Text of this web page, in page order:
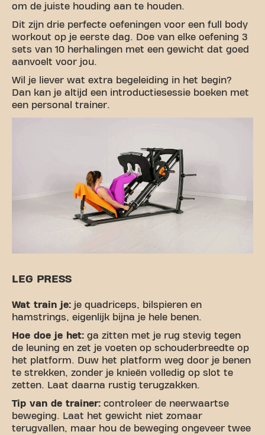
om de juiste houding aan te houden.
Dit zijn drie perfecte oefeningen voor een full body
workout op je eerste dag. Doe van elke oefening 3
sets van 10 herhalingen met een gewicht dat goed
aanvoelt voor jou.
Wil je liever wat extra begeleiding in het begin?
Dan kan je altijd een introductiesessie boeken met
een personal trainer.
LEG PRESS
Wat train je: je quadriceps, bilspieren en
hamstrings, eigenlijk bijna je hele benen.
Hoe doe je het: ga zitten met je rug stevig tegen
de leuning en zet je voeten op schouderbreedte op
het platform. Duw het platform weg door je benen
te strekken, zonder je knieën volledig op slot te
zetten. Laat daarna rustig terugzakken.
Tip van de trainer: controleer de neerwaartse
beweging. Laat het gewicht niet zomaar
terugvallen, maar hou de beweging ongeveer twee